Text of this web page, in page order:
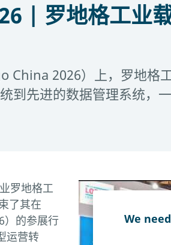
| 罗地格工业
China 2026）上，罗地格
到先进的数据管理系统，
罗地格工
了其在
）的参展行
运营转
We